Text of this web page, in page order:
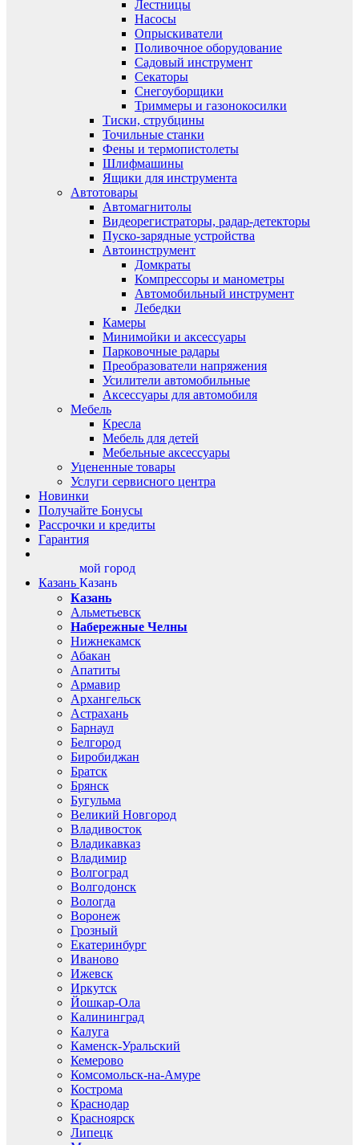
Лестницы
Насосы
Опрыскиватели
Поливочное оборудование
Садовый инструмент
Секаторы
Снегоуборщики
Триммеры и газонокосилки
Тиски, струбцины
Точильные станки
Фены и термопистолеты
Шлифмашины
Ящики для инструмента
Автотовары
Автомагнитолы
Видеорегистраторы, радар-детекторы
Пуско-зарядные устройства
Автоинструмент
Домкраты
Компрессоры и манометры
Автомобильный инструмент
Лебедки
Камеры
Минимойки и аксессуары
Парковочные радары
Преобразователи напряжения
Усилители автомобильные
Аксессуары для автомобиля
Мебель
Кресла
Мебель для детей
Мебельные аксессуары
Уцененные товары
Услуги сервисного центра
Новинки
Получайте Бонусы
Рассрочки и кредиты
Гарантия
Казань
мой город
Казань
Казань
Альметьевск
Набережные Челны
Нижнекамск
Абакан
Апатиты
Армавир
Архангельск
Астрахань
Барнаул
Белгород
Биробиджан
Братск
Брянск
Бугульма
Великий Новгород
Владивосток
Владикавказ
Владимир
Волгоград
Волгодонск
Вологда
Воронеж
Грозный
Екатеринбург
Иваново
Ижевск
Иркутск
Йошкар-Ола
Калининград
Калуга
Каменск-Уральский
Кемерово
Комсомольск-на-Амуре
Кострома
Краснодар
Красноярск
Липецк